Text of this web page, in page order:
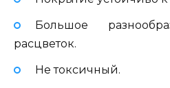
Большое
расцветок.
Не токсичный.